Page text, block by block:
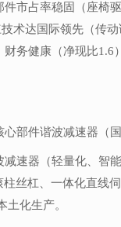
件市占率稳固（座椅
术达国际领先（传动
务健康（净现比1.6
部件谐波减速器（国
减速器（轻量化、智
丝杠、一体化直线
土化生产。